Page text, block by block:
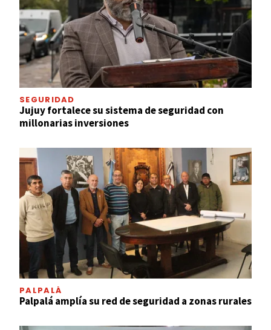
SEGURIDAD
Jujuy fortalece su sistema de seguridad con
millonarias inversiones
PALPALÁ
Palpalá amplía su red de seguridad a zonas rurales